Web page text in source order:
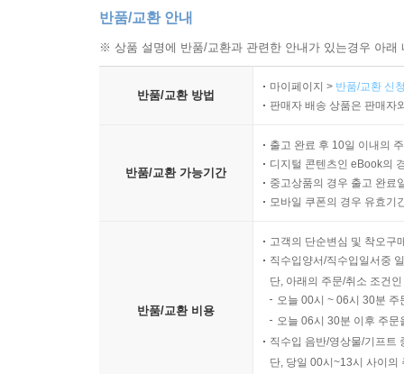
반품/교환 안내
※ 상품 설명에 반품/교환과 관련한 안내가 있는경우 아
반품/교환 방법
마이페이지 > 반품/교환 신
판매자 배송 상품은 판매자
반품/교환 가능기간
출고 완료 후 10일 이내의
디지털 콘텐츠인 eBook의
중고상품의 경우 출고 완료
모바일 쿠폰의 경우 유효기
반품/교환 비용
고객의 단순변심 및 착오구
직수입양서/직수입일서중
단, 아래의 주문/취소 조건
오늘 00시 ~ 06시 30분
오늘 06시 30분 이후 주
직수입 음반/영상물/기프트
단, 당일 00시~13시 사이의